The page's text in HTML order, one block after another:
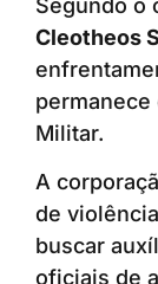
Segundo o
Cleotheos
Militar.
A
de
buscar
oficiais de